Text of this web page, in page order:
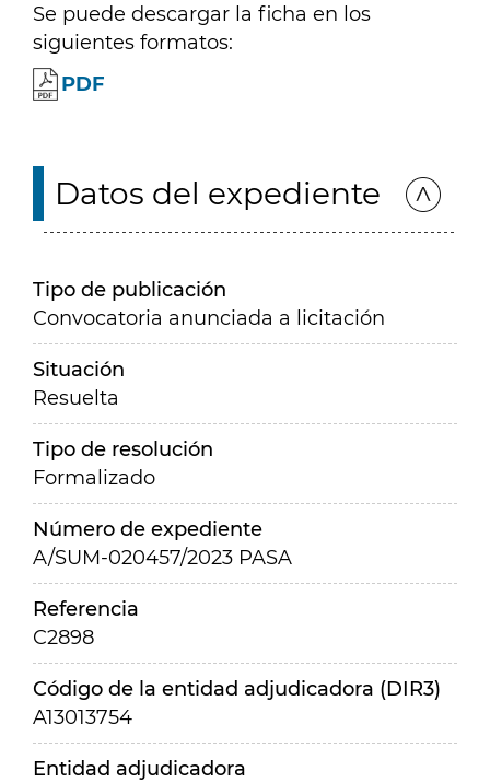
Se puede descargar la ficha en los
siguientes formatos:
PDF
Datos del expediente
Tipo de publicación
Convocatoria anunciada a licitación
Situación
Resuelta
Tipo de resolución
Formalizado
Número de expediente
A/SUM-020457/2023 PASA
Referencia
C2898
Código de la entidad adjudicadora (DIR3)
A13013754
Entidad adjudicadora